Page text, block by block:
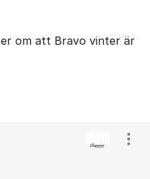
om att Bravo vinter är